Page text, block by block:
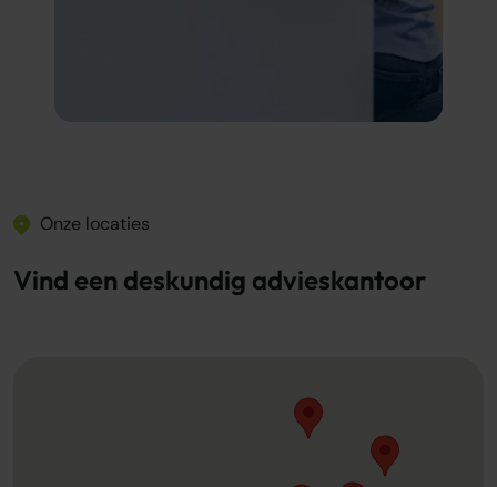
Onze locaties
Vind een deskundig advieskantoor